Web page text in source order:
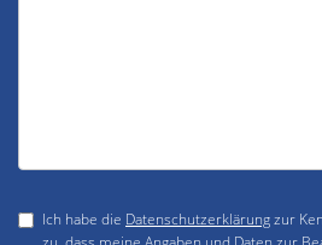
Ich habe die Datenschutzerklärungzur